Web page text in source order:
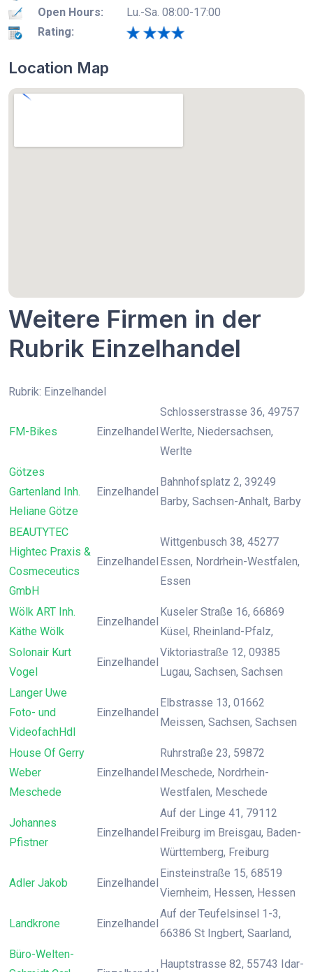
Open Hours:
Lu.-Sa. 08:00-17:00
Rating:
Location Map
Weitere Firmen in der
Rubrik Einzelhandel
Rubrik: Einzelhandel
FM-Bikes Einzelhandel
Schlosserstrasse 36, 49757
Werlte, Niedersachsen,
Werlte
Götzes
Gartenland Inh.
Heliane Götze
Einzelhandel
Bahnhofsplatz 2, 39249
Barby, Sachsen-Anhalt, Barby
BEAUTYTEC
Hightec Praxis &
Cosmeceutics
GmbH
Einzelhandel
Wittgenbusch 38, 45277
Essen, Nordrhein-Westfalen,
Essen
Wölk ART Inh.
Käthe Wölk
Einzelhandel
Kuseler Straße 16, 66869
Küsel, Rheinland-Pfalz,
Solonair Kurt
Vogel
Einzelhandel
Viktoriastraße 12, 09385
Lugau, Sachsen, Sachsen
Langer Uwe
Foto- und
VideofachHdl
Einzelhandel
Elbstrasse 13, 01662
Meissen, Sachsen, Sachsen
House Of Gerry
Weber
Meschede
Einzelhandel
Ruhrstraße 23, 59872
Meschede, Nordrhein-
Westfalen, Meschede
Johannes
Pfistner
Einzelhandel
Auf der Linge 41, 79112
Freiburg im Breisgau, Baden-
Württemberg, Freiburg
Adler Jakob Einzelhandel
Einsteinstraße 15, 68519
Viernheim, Hessen, Hessen
Landkrone Einzelhandel
Auf der Teufelsinsel 1-3,
66386 St Ingbert, Saarland,
Büro-Welten-
Hauptstrasse 82, 55743 Idar-